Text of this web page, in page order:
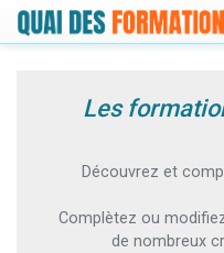
Les
Découvrez et
Complètez ou
de nombreux